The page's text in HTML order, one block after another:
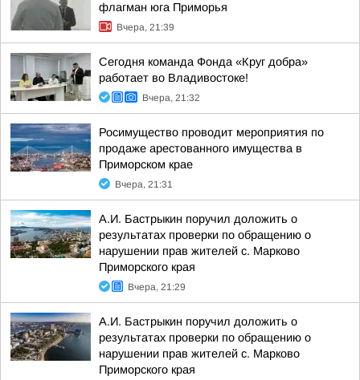
флагман юга Приморья
Вчера, 21:39
Сегодня команда Фонда «Круг добра»
работает во Владивостоке!
Вчера, 21:32
Росимущество проводит мероприятия по
продаже арестованного имущества в
Приморском крае
Вчера, 21:31
А.И. Бастрыкин поручил доложить о
результатах проверки по обращению о
нарушении прав жителей с. Марково
Приморского края
Вчера, 21:29
А.И. Бастрыкин поручил доложить о
результатах проверки по обращению о
нарушении прав жителей с. Марково
Приморского края